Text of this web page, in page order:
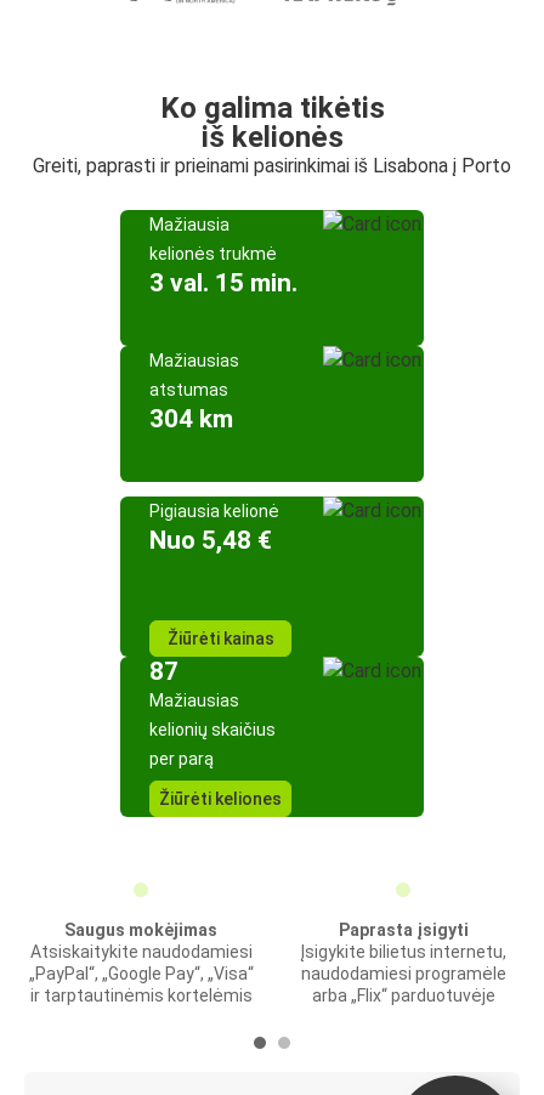
Ko galima tikėtis
iš kelionės
Greiti, paprasti ir prieinami pasirinkimai iš Lisabona į Porto
Mažiausia
kelionės trukmė
3 val. 15 min.
Mažiausias
atstumas
304 km
Pigiausia kelionė
Nuo 5,48 €
Žiūrėti kainas
87
Mažiausias
kelionių skaičius
per parą
Žiūrėti keliones
Saugus mokėjimas
Atsiskaitykite naudodamiesi
„PayPal“, „Google Pay“, „Visa“
ir tarptautinėmis kortelėmis
Paprasta įsigyti
Įsigykite bilietus internetu,
naudodamiesi programėle
arba „Flix“ parduotuvėje